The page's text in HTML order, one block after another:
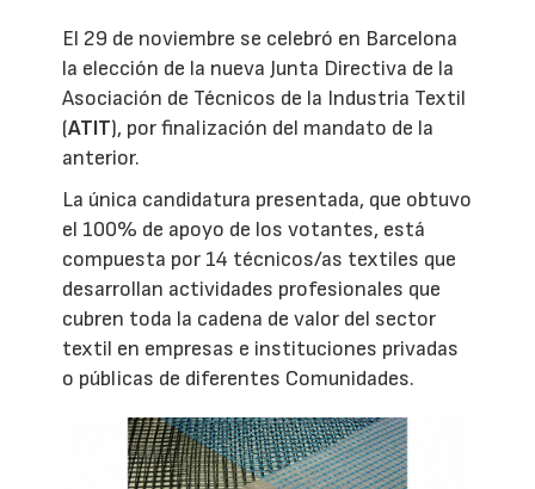
El 29 de noviembre se celebró en Barcelona
la elección de la nueva Junta Directiva de la
Asociación de Técnicos de la Industria Textil
(ATIT), por finalización del mandato de la
anterior.
La única candidatura presentada, que obtuvo
el 100% de apoyo de los votantes, está
compuesta por 14 técnicos/as textiles que
desarrollan actividades profesionales que
cubren toda la cadena de valor del sector
textil en empresas e instituciones privadas
o públicas de diferentes Comunidades.